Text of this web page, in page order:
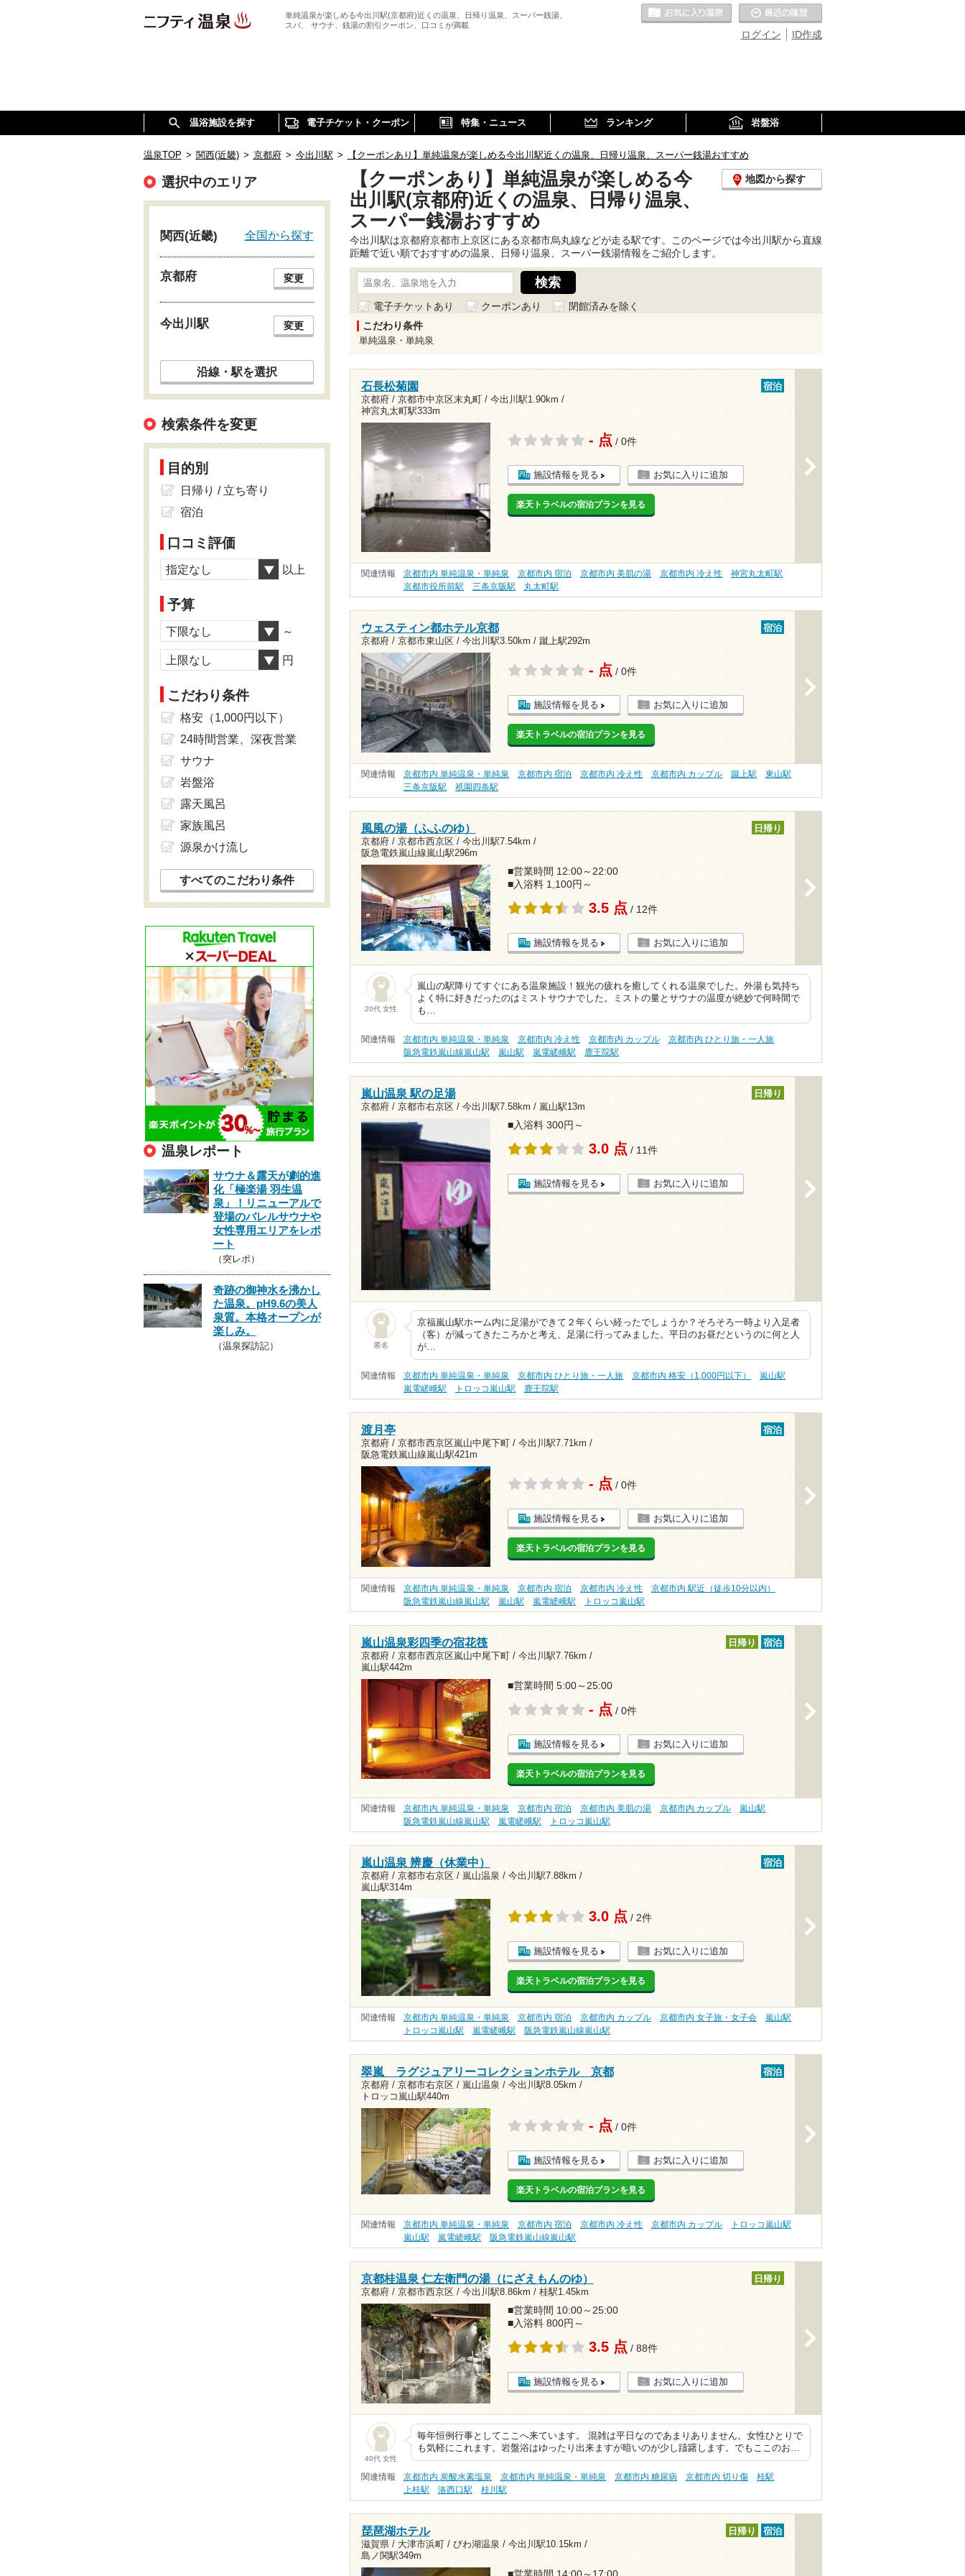
単純温泉が楽しめる今出川駅(京都府)近くの温泉、日帰り温泉、スーパー銭湯、
スパ、 サウナ、銭湯の割引クーポン、口コミが満載
ID作成
ログイン
お気に入りの温泉
温浴施設を探す 電子チケット・クーポン 特集・ニュース ランキング 岩盤浴
温泉TOP > 関西(近畿) > 京都府 > 今出川駅 > 【クーポンあり】単純温泉が楽しめる今出川駅近くの温泉、日帰り温泉、スーパー銭湯おすすめ
【クーポンあり】単純温泉が楽しめる今
出川駅(京都府)近くの温泉、日帰り温泉、
スーパー銭湯おすすめ
地図から探す
今出川駅は京都府京都市上京区にある京都市烏丸線などが走る駅です。このページでは今出川駅から直線
距離で近い順でおすすめの温泉、日帰り温泉、スーパー銭湯情報をご紹介します。
電子チケットあり クーポンあり
閉館済みを除く
こだわり条件
単純温泉・単純泉
石長松菊園
京都府 / 京都市中京区末丸町 / 今出川駅1.90km /
神宮丸太町駅333m
宿泊
- 点 / 0件
施設情報を見る お気に入りに追加
楽天トラベルの宿泊プランを見る
関連情報 京都市内 単純温泉・単純泉 京都市内 宿泊 京都市内 美肌の湯 京都市内 冷え性
神宮丸太町駅
京都市役所前駅
三条京阪駅 丸太町駅
ウェスティン都ホテル京都
京都府 / 京都市東山区 / 今出川駅3.50km / 蹴上駅292m
宿泊
- 点 / 0件
施設情報を見る お気に入りに追加
楽天トラベルの宿泊プランを見る
関連情報 京都市内 単純温泉・単純泉 京都市内 宿泊 京都市内 冷え性 京都市内 カップル 蹴上駅
東山駅
三条京阪駅
祇園四条駅
風風の湯（ふふのゆ）
京都府 / 京都市西京区 / 今出川駅7.54km /
阪急電鉄嵐山線嵐山駅296m
日帰り
■営業時間 12:00～22:00
■入浴料 1,100円～
3.5 点 / 12件
施設情報を見る お気に入りに追加
20代 女性
嵐山の駅降りてすぐにある温泉施設！観光の疲れを癒してくれる温泉でした。外湯も気持ち
よく特に好きだったのはミストサウナでした。ミストの量とサウナの温度が絶妙で何時間で
も…
関連情報 京都市内 単純温泉・単純泉 京都市内 冷え性 京都市内 カップル
京都市内 ひとり旅・一人旅
阪急電鉄嵐山線嵐山駅
嵐山駅 嵐電嵯峨駅 鹿王院駅
嵐山温泉 駅の足湯
京都府 / 京都市右京区 / 今出川駅7.58km / 嵐山駅13m
日帰り
■入浴料 300円～
3.0 点 / 11件
施設情報を見る お気に入りに追加
匿名
京福嵐山駅ホーム内に足湯ができて２年くらい経ったでしょうか？そろそろ一時より入足者
（客）が減ってきたころかと考え、足湯に行ってみました。平日のお昼だというのに何と人
が…
関連情報 京都市内 単純温泉・単純泉 京都市内 ひとり旅・一人旅 京都市内 格安（1,000円以下）
嵐山駅
嵐電嵯峨駅
トロッコ嵐山駅 鹿王院駅
渡月亭
京都府 / 京都市西京区嵐山中尾下町 / 今出川駅7.71km /
阪急電鉄嵐山線嵐山駅421m
宿泊
- 点 / 0件
施設情報を見る お気に入りに追加
楽天トラベルの宿泊プランを見る
関連情報 京都市内 単純温泉・単純泉 京都市内 宿泊 京都市内 冷え性
京都市内 駅近（徒歩10分以内）
阪急電鉄嵐山線嵐山駅
嵐山駅 嵐電嵯峨駅 トロッコ嵐山駅
嵐山温泉彩四季の宿花筏
京都府 / 京都市西京区嵐山中尾下町 / 今出川駅7.76km /
嵐山駅442m
日帰り 宿泊
■営業時間 5:00～25:00
- 点 / 0件
施設情報を見る お気に入りに追加
楽天トラベルの宿泊プランを見る
関連情報 京都市内 単純温泉・単純泉 京都市内 宿泊 京都市内 美肌の湯 京都市内 カップル
嵐山駅
阪急電鉄嵐山線嵐山駅
嵐電嵯峨駅 トロッコ嵐山駅
嵐山温泉 辨慶（休業中）
京都府 / 京都市右京区 / 嵐山温泉 / 今出川駅7.88km /
嵐山駅314m
宿泊
3.0 点 / 2件
施設情報を見る お気に入りに追加
楽天トラベルの宿泊プランを見る
関連情報 京都市内 単純温泉・単純泉 京都市内 宿泊 京都市内 カップル 京都市内 女子旅・女子会
嵐山駅
トロッコ嵐山駅
嵐電嵯峨駅 阪急電鉄嵐山線嵐山駅
翠嵐 ラグジュアリーコレクションホテル 京都
京都府 / 京都市右京区 / 嵐山温泉 / 今出川駅8.05km /
トロッコ嵐山駅440m
宿泊
- 点 / 0件
施設情報を見る お気に入りに追加
楽天トラベルの宿泊プランを見る
関連情報 京都市内 単純温泉・単純泉 京都市内 宿泊 京都市内 冷え性 京都市内 カップル
トロッコ嵐山駅
嵐山駅
嵐電嵯峨駅 阪急電鉄嵐山線嵐山駅
京都桂温泉 仁左衛門の湯（にざえもんのゆ）
京都府 / 京都市西京区 / 今出川駅8.86km / 桂駅1.45km
日帰り
■営業時間 10:00～25:00
■入浴料 800円～
3.5 点 / 88件
施設情報を見る お気に入りに追加
40代 女性
毎年恒例行事としてここへ来ています。 混雑は平日なのであまりありません。女性ひとりで
も気軽にこれます。岩盤浴はゆったり出来ますが暗いのが少し躊躇します。でもここのお…
関連情報 京都市内 炭酸水素塩泉 京都市内 単純温泉・単純泉 京都市内 糖尿病 京都市内 切り傷
桂駅
上桂駅
洛西口駅 桂川駅
琵琶湖ホテル
滋賀県 / 大津市浜町 / びわ湖温泉 / 今出川駅10.15km /
島ノ関駅349m
日帰り 宿泊
選択中のエリア
関西(近畿) 全国から探す
京都府 変更
今出川駅 変更
沿線・駅を選択
検索条件を変更
目的別
日帰り / 立ち寄り
宿泊
口コミ評価
指定なし 以上
予算
下限なし ～
上限なし 円
こだわり条件
格安（1,000円以下）
24時間営業、深夜営業
サウナ
岩盤浴
露天風呂
家族風呂
源泉かけ流し
すべてのこだわり条件
温泉レポート
サウナ＆露天が劇的進
化「極楽湯 羽生温
泉」！リニューアルで
登場のバレルサウナや
女性専用エリアをレポ
ート
（突レポ）
奇跡の御神水を沸かし
た温泉。pH9.6の美人
泉質。本格オープンが
楽しみ。
（温泉探訪記）